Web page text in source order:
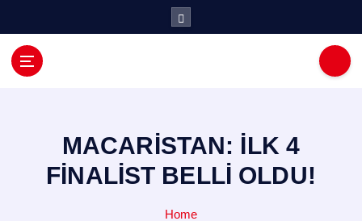
MACARİSTAN: İLK 4
FİNALİST BELLİ OLDU!
Home